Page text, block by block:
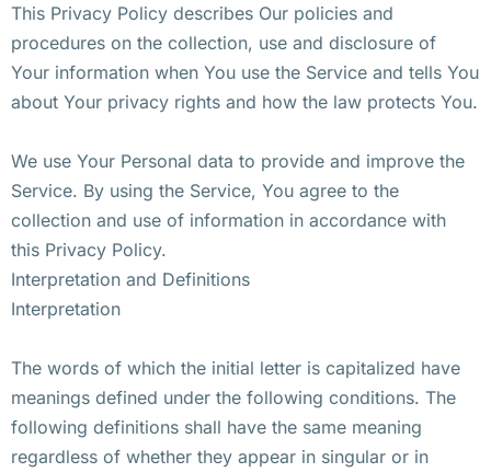
This Privacy Policy describes Our policies and
procedures on the collection, use and disclosure of
Your information when You use the Service and tells You
about Your privacy rights and how the law protects You.
We use Your Personal data to provide and improve the
Service. By using the Service, You agree to the
collection and use of information in accordance with
this Privacy Policy.
Interpretation and Definitions
Interpretation
The words of which the initial letter is capitalized have
meanings defined under the following conditions. The
following definitions shall have the same meaning
regardless of whether they appear in singular or in